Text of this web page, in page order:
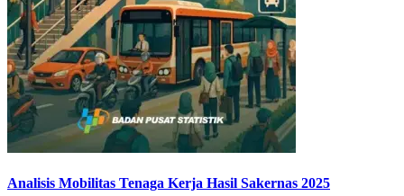
Analisis Mobilitas Tenaga Kerja Hasil Sakernas 2025